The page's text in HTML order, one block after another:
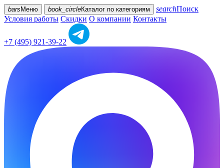
bars Меню book_circleКаталог по категориям searchПоиск
Условия работы Скидки О компании Контакты
+7 (495) 921-39-22